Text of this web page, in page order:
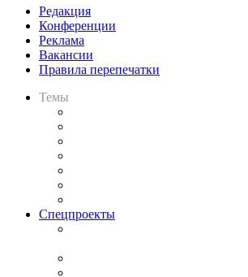
Редакция
Конференции
Реклама
Вакансии
Правила перепечатки
Темы
Спецпроекты